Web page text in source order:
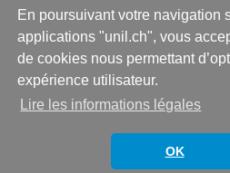
En poursuivant votre navigation
applications "unil.ch", vous
de cookies nous permettant
expérience utilisateur.
Lire les informations légales
OK
L'actualité du Bureau de l'égalité